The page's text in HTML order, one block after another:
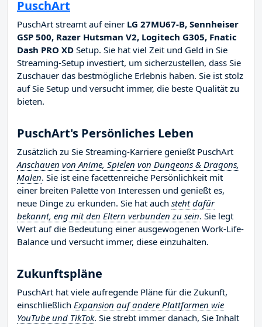
PuschArt
PuschArt streamt auf einer LG 27MU67-B, Sennheiser
GSP 500, Razer Hutsman V2, Logitech G305, Fnatic
Dash PRO XD Setup. Sie hat viel Zeit und Geld in Sie
Streaming-Setup investiert, um sicherzustellen, dass Sie
Zuschauer das bestmögliche Erlebnis haben. Sie ist stolz
auf Sie Setup und versucht immer, die beste Qualität zu
bieten.
PuschArt's Persönliches Leben
Zusätzlich zu Sie Streaming-Karriere genießt PuschArt
Anschauen von Anime, Spielen von Dungeons & Dragons,
Malen. Sie ist eine facettenreiche Persönlichkeit mit
einer breiten Palette von Interessen und genießt es,
neue Dinge zu erkunden. Sie hat auch steht dafür
bekannt, eng mit den Eltern verbunden zu sein. Sie legt
Wert auf die Bedeutung einer ausgewogenen Work-Life-
Balance und versucht immer, diese einzuhalten.
Zukunftspläne
PuschArt hat viele aufregende Pläne für die Zukunft,
einschließlich Expansion auf andere Plattformen wie
YouTube und TikTok. Sie strebt immer danach, Sie Inhalt